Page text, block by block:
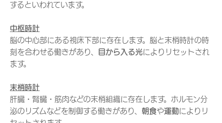
するといわれています。
中枢時計
脳の中心部にある視床下部に存在します。脳と末梢時計の時
刻を合わせる働きがあり、
目から入る光によりリセットされ
ます。
末梢時計
肝臓・腎臓・筋肉などの末梢組織に存在します。ホルモン分
泌のリズムなどを制御する働きがあり、 朝食や運動によりリ